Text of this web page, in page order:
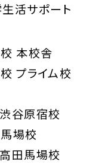
活サポート
本校舎
プライム校
谷原宿校
場校
田馬場校